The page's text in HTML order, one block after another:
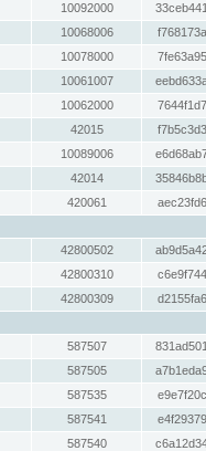
10092000
10068006
10078000
10061007
10062000
42015
10089006
42014
420061
42800502
42800310
42800309
587507
587505
587535
587541
587540